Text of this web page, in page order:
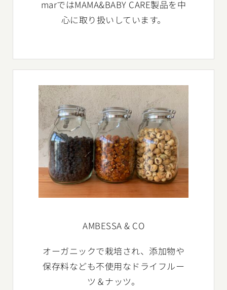
marではMAMA&BABY CARE製品を中
心に取り扱いしています。
AMBESSA & CO
オーガニックで栽培され、添加物や
保存料なども不使用なドライフルー
ツ＆ナッツ。